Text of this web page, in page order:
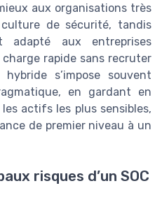
aux organisations très
de sécurité, tandis
adapté aux entreprises
rapide sans recruter
s’impose souvent
en gardant en
actifs les plus sensibles,
de premier niveau à un
risques d’un SOC